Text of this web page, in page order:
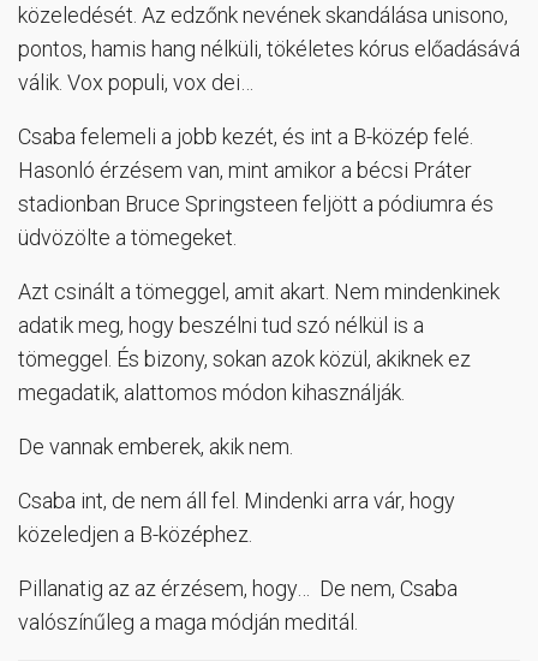
közeledését. Az edzőnk nevének skandálása unisono,
pontos, hamis hang nélküli, tökéletes kórus előadásává
válik. Vox populi, vox dei…
Csaba felemeli a jobb kezét, és int a B-közép felé.
Hasonló érzésem van, mint amikor a bécsi Práter
stadionban Bruce Springsteen feljött a pódiumra és
üdvözölte a tömegeket.
Azt csinált a tömeggel, amit akart. Nem mindenkinek
adatik meg, hogy beszélni tud szó nélkül is a
tömeggel. És bizony, sokan azok közül, akiknek ez
megadatik, alattomos módon kihasználják.
De vannak emberek, akik nem.
Csaba int, de nem áll fel. Mindenki arra vár, hogy
közeledjen a B-középhez.
Pillanatig az az érzésem, hogy… De nem, Csaba
valószínűleg a maga módján meditál.